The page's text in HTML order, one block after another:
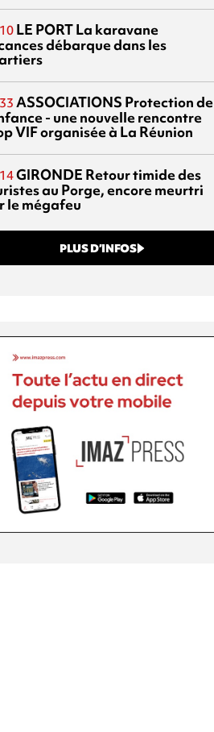
LE PORTLa karavane
débarque dans les
ASSOCIATIONS Protection de
- une nouvelle rencontre
VIF organisée à La Réunion
GIRONDE Retour timide des
au Porge, encore meurtri
le mégafeu
PLUS D’INFOS